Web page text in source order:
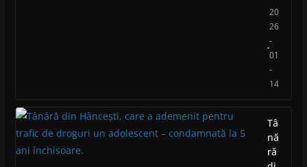
20
26
-
01
-
14
Tâ
nă
ră